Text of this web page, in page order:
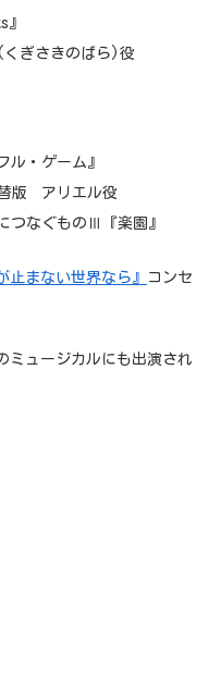
ぎさきのばら)役
ル・ゲーム』
版 アリエル役
つなぐものⅢ『楽園』
止まない世界なら』
コンセ
ミュージカルにも出演され